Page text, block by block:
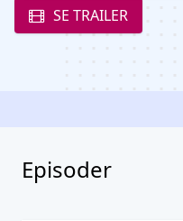
SE TRAILER
Episoder